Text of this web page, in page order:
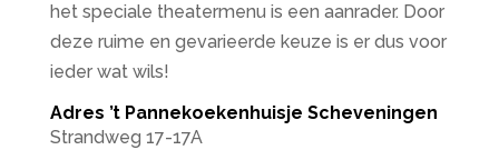
het speciale theatermenu is een aanrader. Door
deze ruime en gevarieerde keuze is er dus voor
ieder wat wils!
Adres ’t Pannekoekenhuisje Scheveningen
Strandweg 17-17A